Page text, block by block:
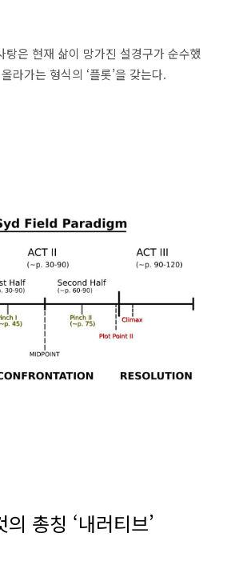
탕은 현재 삶이 망가진 설경구가 순수했
라가는 형식의 ‘플롯’을 갖는다.
의 총칭 ‘내러티브’